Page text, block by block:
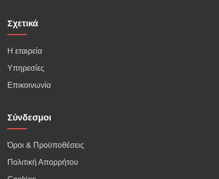
Σχετικά
Η εταιρεία
Υπηρεσίες
Επικοινωνία
Σύνδεσμοι
Όροι & Προϋποθέσεις
Πολιτική Απορρήτου